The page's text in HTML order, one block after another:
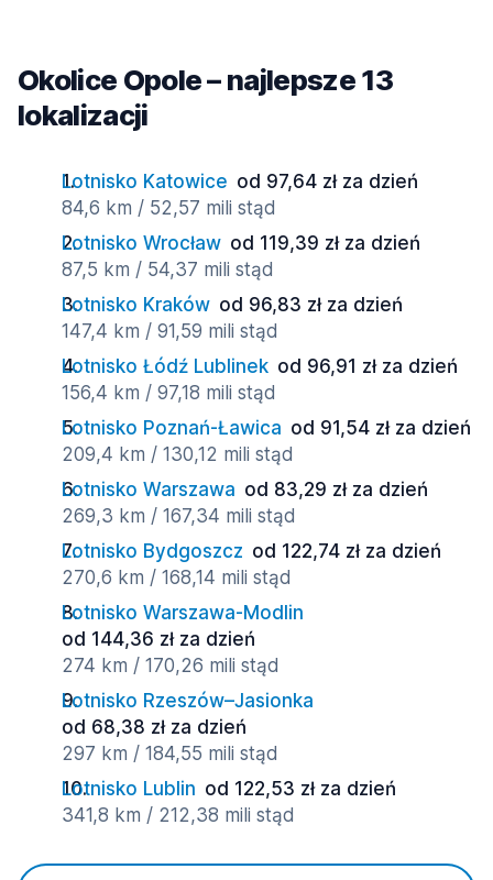
Okolice Opole – najlepsze 13
lokalizacji
Lotnisko Katowice od 97,64 zł za dzień
84,6 km / 52,57 mili stąd
Lotnisko Wrocław od 119,39 zł za dzień
87,5 km / 54,37 mili stąd
Lotnisko Kraków od 96,83 zł za dzień
147,4 km / 91,59 mili stąd
Lotnisko Łódź Lublinek od 96,91 zł za dzień
156,4 km / 97,18 mili stąd
Lotnisko Poznań-Ławica od 91,54 zł za dzień
209,4 km / 130,12 mili stąd
Lotnisko Warszawa od 83,29 zł za dzień
269,3 km / 167,34 mili stąd
Lotnisko Bydgoszcz od 122,74 zł za dzień
270,6 km / 168,14 mili stąd
Lotnisko Warszawa-Modlin
od 144,36 zł za dzień
274 km / 170,26 mili stąd
Lotnisko Rzeszów–Jasionka
od 68,38 zł za dzień
297 km / 184,55 mili stąd
Lotnisko Lublin od 122,53 zł za dzień
341,8 km / 212,38 mili stąd